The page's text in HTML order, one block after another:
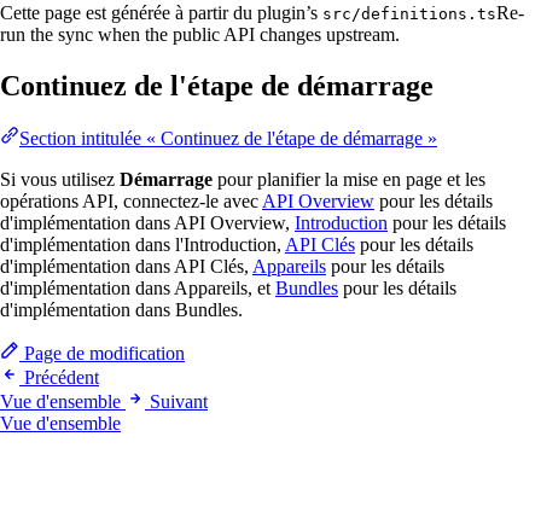
Cette page est générée à partir du plugin’s src/definitions.tsRe-
run the sync when the public API changes upstream.
Continuez de l'étape de démarrage
Section intitulée « Continuez de l'étape de démarrage »
Si vous utilisez Démarrage pour planifier la mise en page et les
opérations API, connectez-le avecAPI Overview pour les détails
d'implémentation dans API Overview, Introduction pour les détails
d'implémentation dans l'Introduction, API Clés pour les détails
d'implémentation dans API Clés, Appareils pour les détails
d'implémentation dans Appareils, etBundles pour les détails
d'implémentation dans Bundles.
Page de modification
Précédent
Vue d'ensemble
Suivant
Vue d'ensemble